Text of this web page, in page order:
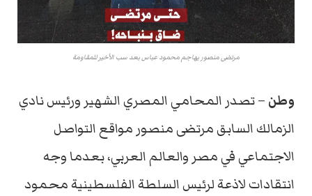
مرتضى منصور يهاجم محمود عباس بعد سب الأخير للمقاومة
وطن – تصدر المحامي المصري الشهير ورئيس نادي
الزمالك السابق مرتضى منصور مواقع التواصل
الاجتماعي في مصر والعالم العربي، بعدما وجه
انتقادات لاذعة لرئيس السلطة الفلسطينية محمود